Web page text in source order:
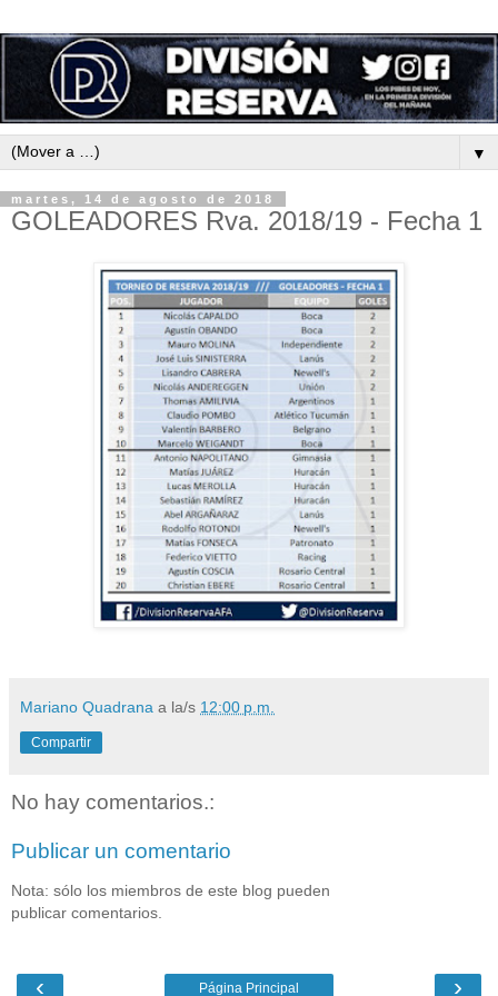
▼
martes, 14 de agosto de 2018
GOLEADORES Rva. 2018/19 - Fecha 1
Mariano Quadrana a la/s 12:00 p.m.
Compartir
No hay comentarios.:
Publicar un comentario
Nota: sólo los miembros de este blog pueden
publicar comentarios.
‹ ›
Página Principal